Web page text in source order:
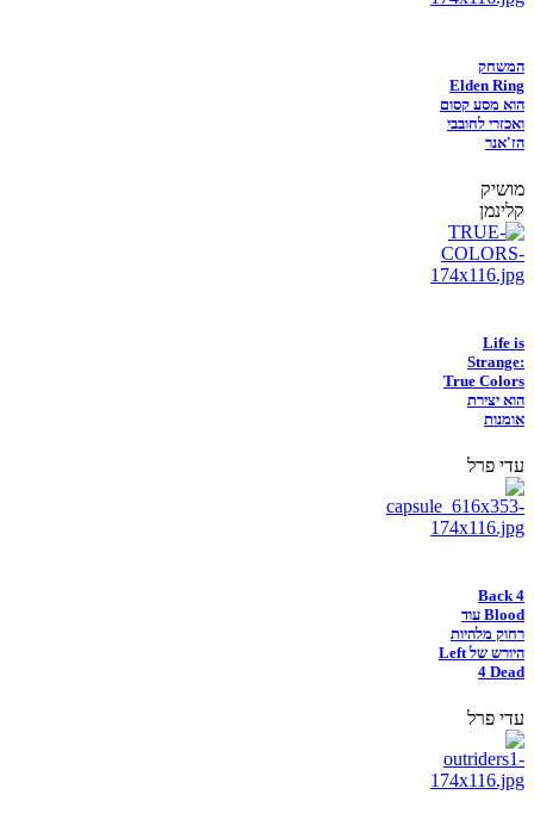
המשחק
Elden Ring
הוא מסע קסום
ואכזרי לחובבי
הז'אנר
מושיק
קלינמן
Life is
Strange:
True Colors
הוא יצירת
אומנות
עדי פרל
Back 4
Blood עוד
רחוק מלהיות
היורש של Left
4 Dead
עדי פרל